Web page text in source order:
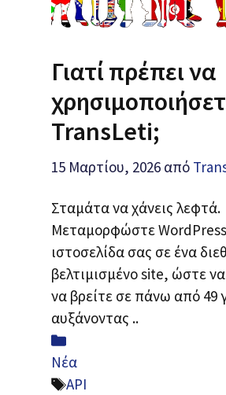
Γιατί πρέπει να
TransLeti;
15 Μαρτίου, 2026 από
Σταμάτα να χάνεις λεφτά.
Μεταμορφώστε WordPress
ιστοσελίδα σας σε ένα
βελτιμισμένο site, ώστε
να βρείτε σε πάνω από 49
αυξάνοντας ..
Κατηγορίες
Νέα
Ετικέτες
API